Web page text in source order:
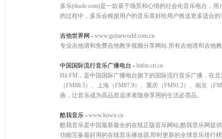
多乐(duole.com)是一款基于场景和心情的社会化音乐电台，
的过程中，多乐会根据用户的音乐喜好给用户推送更多适合
吉他世界网 - www.guitarworld.com.cn
专业吉他谱和免费吉他教学视频分享网站.所有吉他谱和吉他
中国国际流行音乐广播电台 - hitfm.cri.cn
Hit FM，是中国国际广播电台旗下的国际流行音乐广播，在
（FM88.5）、上海（FM87.9）、重庆（FM91.2）、南京（
曲，让音乐成为高品质追求者随身享用的生活必需品。
酷我音乐 - www.kuwo.cn
酷我音乐是中国最新最全的在线正版音乐网站,酷我音乐网提
功能完备最好用的在线音乐播放器,即时更新的全球音乐排行